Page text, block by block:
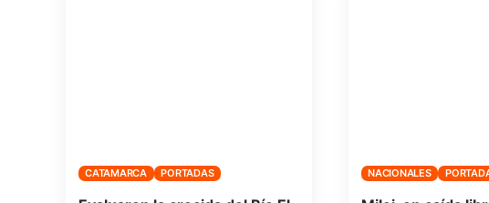
CATAMARCA PORTADAS NACIONALES